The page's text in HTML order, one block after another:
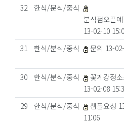
32
한식/분식/중식
분식점오픈
13-02-10
31 한식/분식/중식 문의 13-
30 한식/분식/중식
꽃게강정
13-02-08
29 한식/분식/중식
샘플요청
11:06